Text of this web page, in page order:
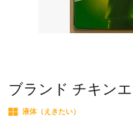
ブランド チキン
液体（えきたい）